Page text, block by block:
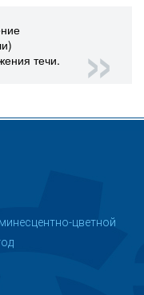
течи.
цветной